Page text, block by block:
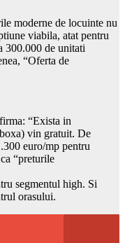
moderne de locuinte nu
viabila, atat pentru
300.000 de unitati
“Oferta de
“Exista in
vin gratuit. De
euro/mp pentru
“preturile
segmentul high. Si
orasului.